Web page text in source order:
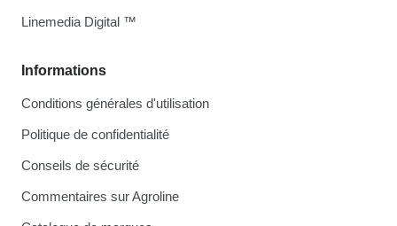
Informations
Conditions générales d'utilisation
Politique de confidentialité
Conseils de sécurité
Commentaires sur Agroline
Linemedia Digital ™